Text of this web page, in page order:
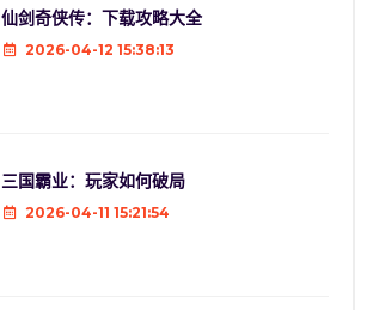
仙剑奇侠传：下载攻略大全
2026-04-12 15:38:13
三国霸业：玩家如何破局
2026-04-11 15:21:54